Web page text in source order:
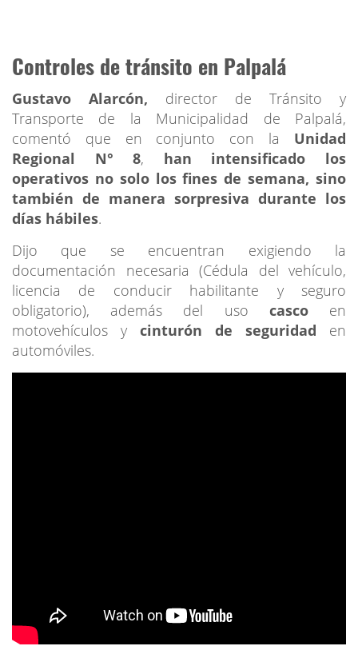
Controles de tránsito en Palpalá
Gustavo Alarcón, director de Tránsito y
Transporte de la Municipalidad de Palpalá,
comentó que en conjunto con la Unidad
Regional N° 8, han intensificado los
operativos no solo los fines de semana, sino
también de manera sorpresiva durante los
días hábiles.
Dijo que se encuentran exigiendo la
documentación necesaria (Cédula del vehículo,
licencia de conducir habilitante y seguro
obligatorio), además del uso cascoen
motovehículos y cinturón de seguridad en
automóviles.